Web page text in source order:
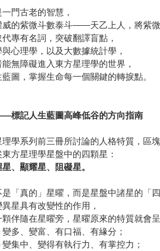
門古老的智慧，
威的紫微斗數泰斗——天乙上人，將紫微
專有名詞，突破翻譯盲點，
心理學，以及大數據統計學，
無障礙進入東方星理學的世界，
圖，掌握生命每一個關鍵的轉捩點。
標記人生藍圖高峰低谷的方向指南
學系列前三冊所討論的人格特質，區
方星理學星盤中的四顆星：
、顯耀星、阻礙星。
「真的」星曜，而是星盤中諸星的「
星具有改變性的作用，
伴隨在星曜旁，星曜原來的特質就會呈
多、變富、有口福、有緣分；
集中、變得有執行力、有掌控力；